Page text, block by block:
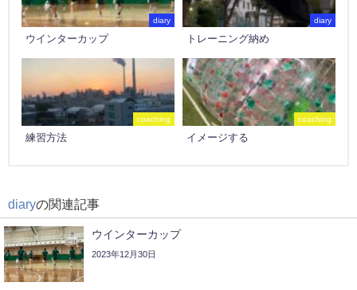
diary
ウインターカップ
diary
トレーニング納め
coaching
練習方法
coaching
イメージする
diaryの関連記事
ウインターカップ
2023年12月30日